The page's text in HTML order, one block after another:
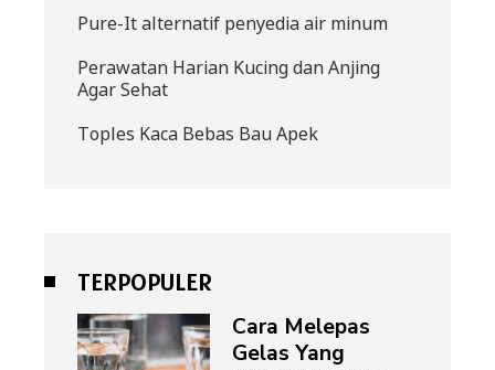
Pure-It alternatif penyedia air minum
Perawatan Harian Kucing dan Anjing
Agar Sehat
Toples Kaca Bebas Bau Apek
TERPOPULER
Cara Melepas
Gelas Yang